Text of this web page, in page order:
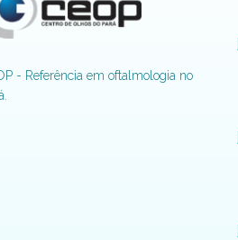
- Referência em oftalmologia no